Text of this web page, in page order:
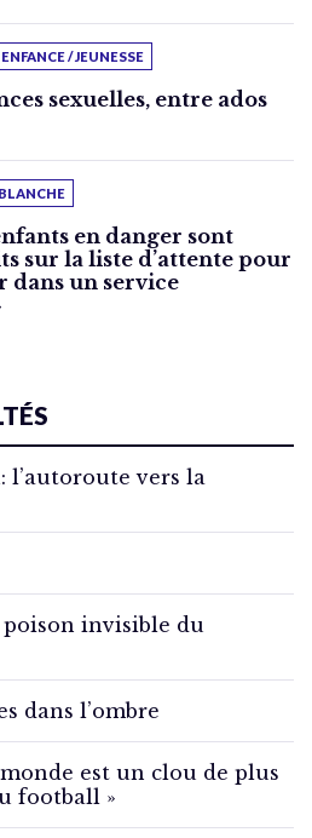
/ JEUNESSE
sexuelles, entre ados
en danger sont
sur la liste d’attente pour
dans un service
l’autoroute vers la
invisible du
dans l’ombre
est un clou de plus
football »